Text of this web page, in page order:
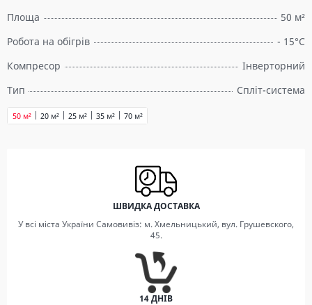
Площа
50 м²
Робота на обігрів
- 15°C
Компресор
Інверторний
Тип
Спліт-система
20 м² 25 м² 35 м²
50 м² 70 м²
ШВИДКА ДОСТАВКА
У всі міста України Самовивіз: м. Хмельницький, вул. Грушевского,
45.
14 ДНІВ